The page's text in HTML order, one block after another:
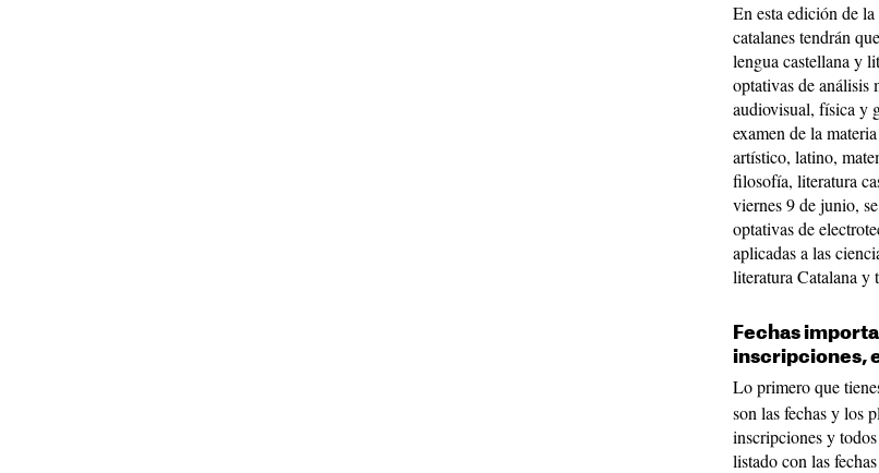
En esta edición de
catalanes tendrán
lengua castellana y
optativas de análisis
audiovisual, física y
examen de la
artístico, latino,
filosofía, literatura
viernes 9 de junio,
optativas de
aplicadas a las
literatura Catalana y
Fechas
inscripciones,
Lo primero que
son las fechas y los
inscripciones y
listado con las